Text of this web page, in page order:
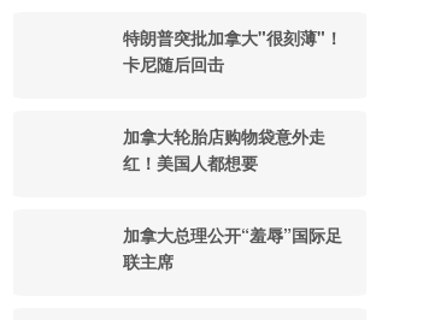
特朗普突批加拿大"很刻薄"！
卡尼随后回击
加拿大轮胎店购物袋意外走
红！美国人都想要
加拿大总理公开“羞辱”国际足
联主席